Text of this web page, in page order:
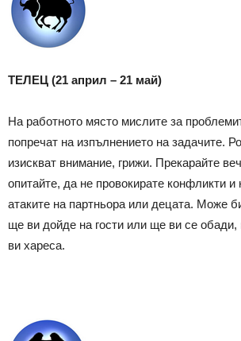
ТЕЛЕЦ (21 април – 21 май)
На работното място мислите за
попречат на изпълнението на задачите.
изискват внимание, грижи. Прекарайте
опитайте, да не провокирате конфликти и
атаките на партньора или децата. Може
ще ви дойде на гости или ще ви се
ви хареса.